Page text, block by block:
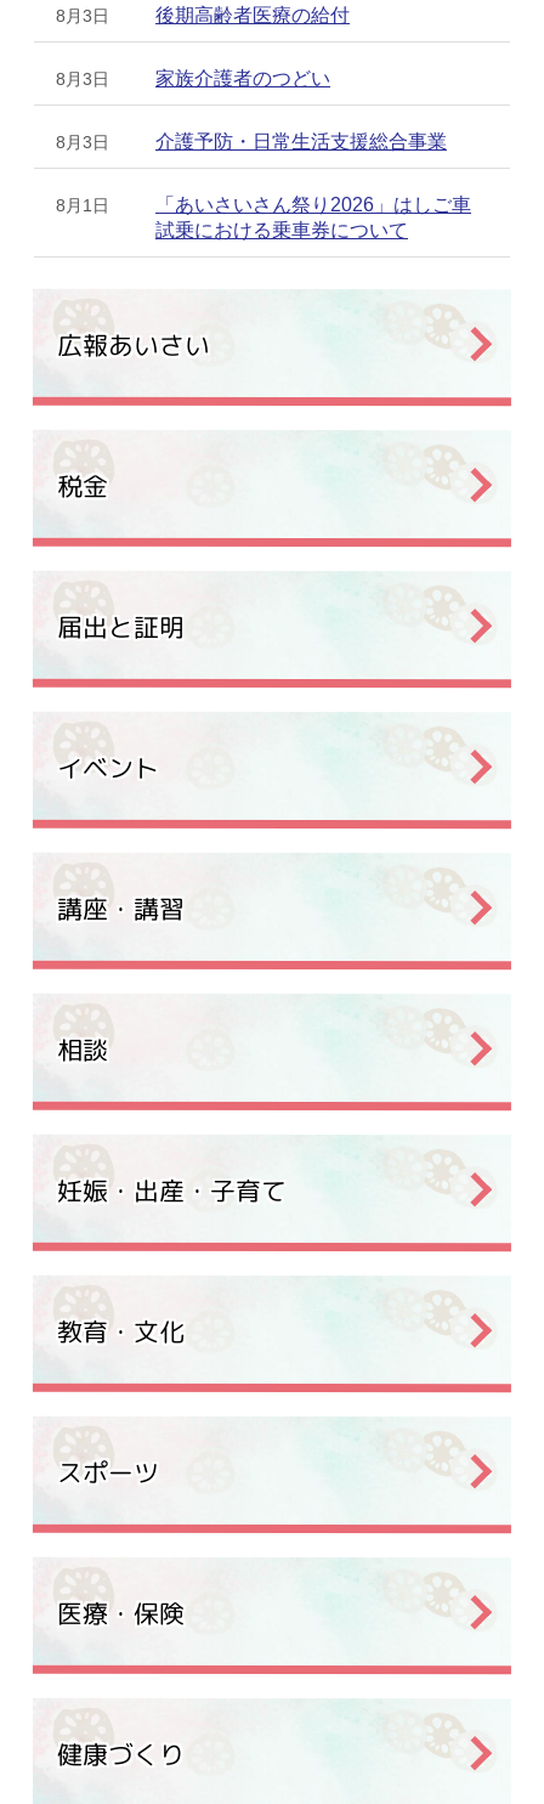
8月3日 後期高齢者医療の給付
8月3日 家族介護者のつどい
8月3日 介護予防・日常生活支援総合事業
8月1日
「あいさいさん祭り2026」はしご車
試乗における乗車券について
メインメニュー
広報あいさい
税金
届出と証明
イベント
講座・講習
相談
妊娠・出産・子育て
教育・文化
スポーツ
医療・保険
健康づくり